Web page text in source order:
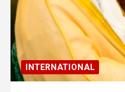
INTERNATIONAL